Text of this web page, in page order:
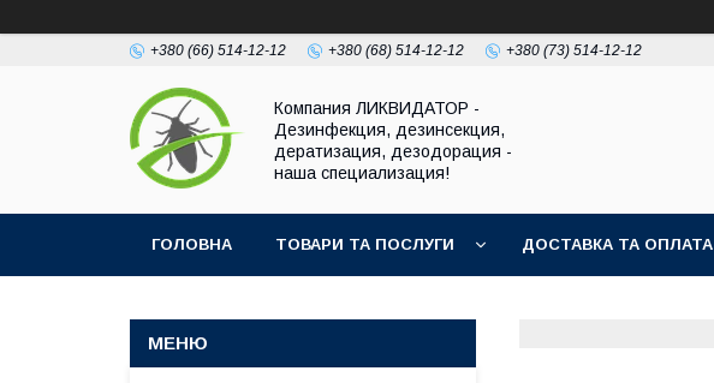
+380 (66) 514-12-12 +380 (68) 514-12-12 +380 (73) 514-12-12
Компания ЛИКВИДАТОР -
Дезинфекция, дезинсекция,
дератизация, дезодорация -
наша специализация!
ГОЛОВНА ТОВАРИ ТА ПОСЛУГИ ДОСТАВКА ТА ОПЛАТА